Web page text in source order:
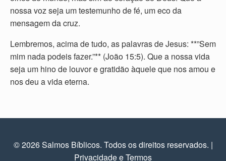
nossa voz seja um testemunho de fé, um eco da
mensagem da cruz.
Lembremos, acima de tudo, as palavras de Jesus: **”Sem
mim nada podeis fazer.”** (João 15:5). Que a nossa vida
seja um hino de louvor e gratidão àquele que nos amou e
nos deu a vida eterna.
© 2026 Salmos Bíblicos. Todos os direitos reservados. |
Privacidade e Termos